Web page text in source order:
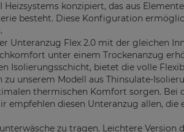
Heizsystems konzipiert, das aus
besteht. Diese Konfiguration
Unteranzug Flex 2.0 mit der gleichen
unter einem Trockenanzug
bietet die volle
unserem Modell aus Thinsulate-
thermischen Komfort sorgen.
diesen Unteranzug allen,
zu tragen. Leichtere Version